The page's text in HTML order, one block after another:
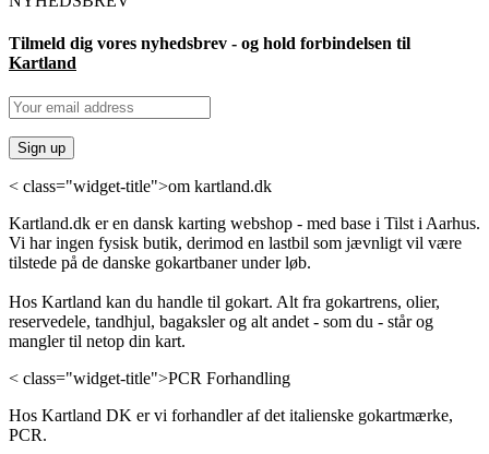
Tilmeld dig vores nyhedsbrev - og hold forbindelsen til
Kartland
< class="widget-title">om kartland.dk
Kartland.dk er en dansk karting webshop - med base i Tilst i Aarhus.
Vi har ingen fysisk butik, derimod en lastbil som jævnligt vil være
tilstede på de danske gokartbaner under løb.
Hos Kartland kan du handle til gokart. Alt fra gokartrens, olier,
reservedele, tandhjul, bagaksler og alt andet - som du - står og
mangler til netop din kart.
< class="widget-title">PCR Forhandling
Hos Kartland DK er vi forhandler af det italienske gokartmærke,
PCR.